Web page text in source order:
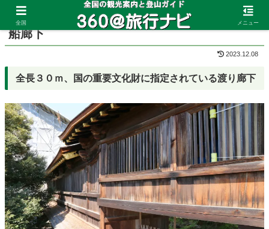
ホーム 滋賀県 竹生島
船廊下
2023.12.08
全長３０ｍ、国の重要文化財に指定されている渡り廊下
全国 メニュー